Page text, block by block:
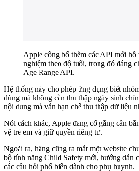
Apple công bố thêm các API mới hỗ
nghiệm theo độ tuổi, trong đó đáng
Age Range API.
Hệ thống này cho phép ứng dụng biết
dùng mà không cần thu thập ngày sinh
nội dung mà vẫn hạn chế thu thập dữ liệu
Nói cách khác, Apple đang cố gắng cân
vệ trẻ em và giữ quyền riêng tư.
Ngoài ra, hãng cũng ra mắt một website
bộ tính năng Child Safety mới, hướng dẫn
các câu hỏi phổ biến dành cho phụ huynh.